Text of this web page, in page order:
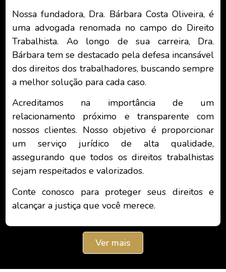
Nossa fundadora, Dra. Bárbara Costa Oliveira, é
uma advogada renomada no campo do Direito
Trabalhista. Ao longo de sua carreira, Dra.
Bárbara tem se destacado pela defesa incansável
dos direitos dos trabalhadores, buscando sempre
a melhor solução para cada caso.
Acreditamos na importância de um
relacionamento próximo e transparente com
nossos clientes. Nosso objetivo é proporcionar
um serviço jurídico de alta qualidade,
assegurando que todos os direitos trabalhistas
sejam respeitados e valorizados.
Conte conosco para proteger seus direitos e
alcançar a justiça que você merece.
Ver mais